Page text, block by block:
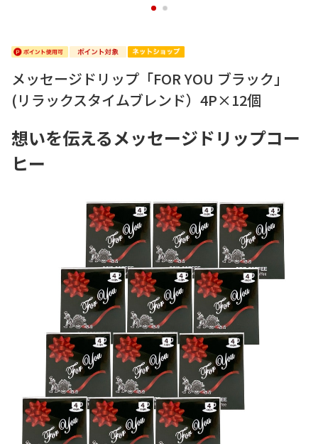
1 2
メッセージドリップ「FOR YOU ブラック」
(リラックスタイムブレンド）4P×12個
想いを伝えるメッセージドリップコー
ヒー